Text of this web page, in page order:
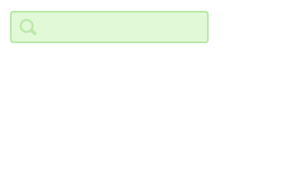
検索: